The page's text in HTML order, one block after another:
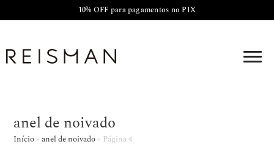
10% OFF para pagamentos no PIX
anel de noivado
Início »anel de noivado » Página 4